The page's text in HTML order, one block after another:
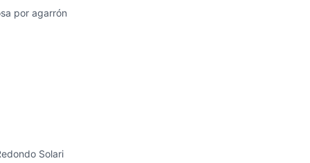
por agarrón
Solari